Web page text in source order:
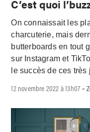
C’est quoi
On connaissait les
charcuterie, mais
butterboards en tout
sur Instagram et
le succès de ces
12 novembre 2022 à 13h07 -